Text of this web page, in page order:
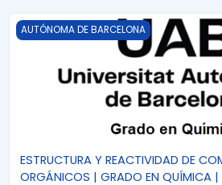
ESTRUCTURA Y REACTIVIDAD DE
AUTÓNOMA DE BARCELONA
ESTRUCTURA Y REACTIVIDAD DE
ORGÁNICOS | GRADO EN QUÍMICA |